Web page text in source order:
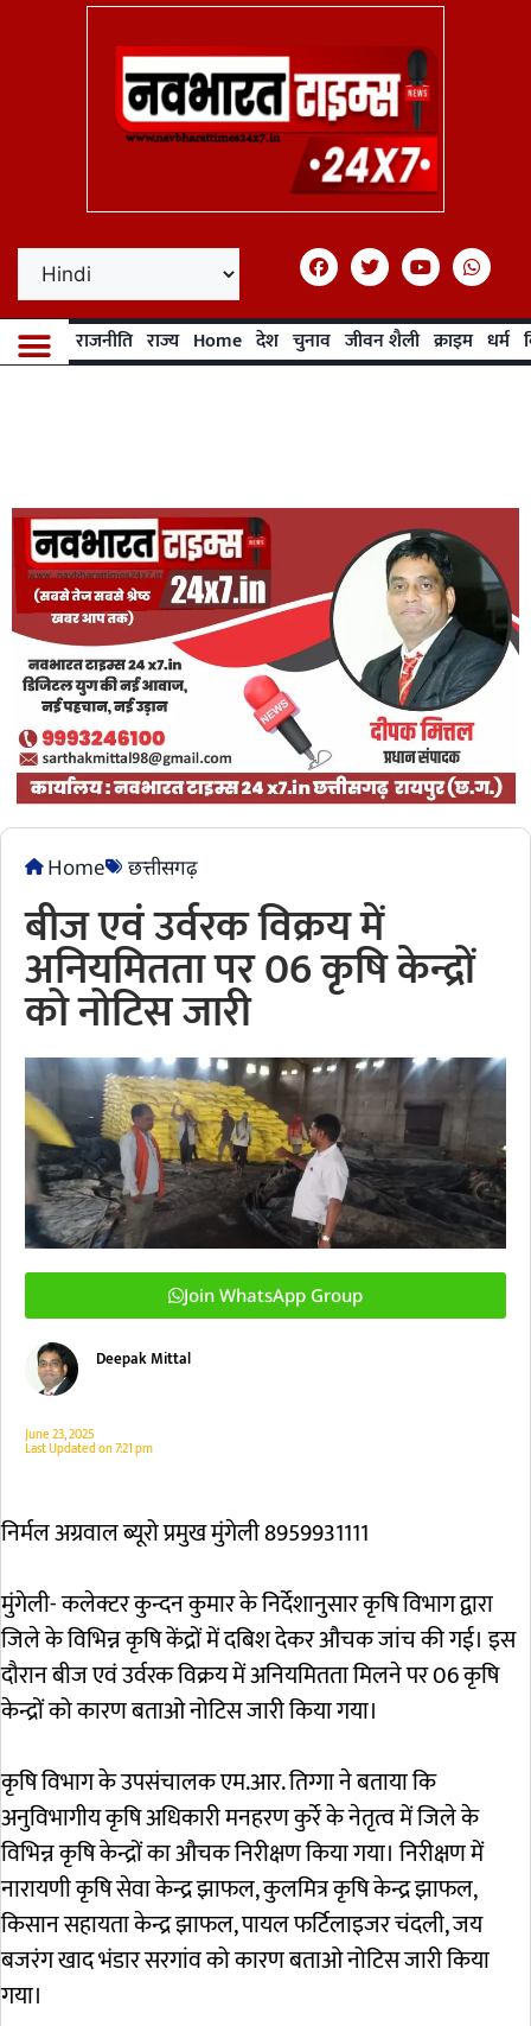
राजनीति राज्य Home देश चुनाव जीवन शैली क्राइम धर्म
Home छत्तीसगढ़
बीज एवं उर्वरक विक्रय में
अनियमितता पर 06 कृषि केन्द्रों
को नोटिस जारी
Join WhatsApp Group
Deepak Mittal
June 23, 2025
Last Updated on7:21 pm
निर्मल अग्रवाल ब्यूरो प्रमुख मुंगेली 8959931111
मुंगेली- कलेक्टर कुन्दन कुमार के निर्देशानुसार कृषि विभाग द्वारा
जिले के विभिन्न कृषि केंद्रों में दबिश देकर औचक जांच की गई। इस
दौरान बीज एवं उर्वरक विक्रय में अनियमितता मिलने पर 06 कृषि
केन्द्रों को कारण बताओ नोटिस जारी किया गया।
कृषि विभाग के उपसंचालक एम.आर. तिग्गा ने बताया कि
अनुविभागीय कृषि अधिकारी मनहरण कुर्रे के नेतृत्व में जिले के
विभिन्न कृषि केन्द्रों का औचक निरीक्षण किया गया। निरीक्षण में
नारायणी कृषि सेवा केन्द्र झाफल, कुलमित्र कृषि केन्द्र झाफल,
किसान सहायता केन्द्र झाफल, पायल फर्टिलाइजर चंदली, जय
बजरंग खाद भंडार सरगांव को कारण बताओ नोटिस जारी किया
गया।